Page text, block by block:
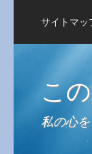
サイトマッ
こ
私の心